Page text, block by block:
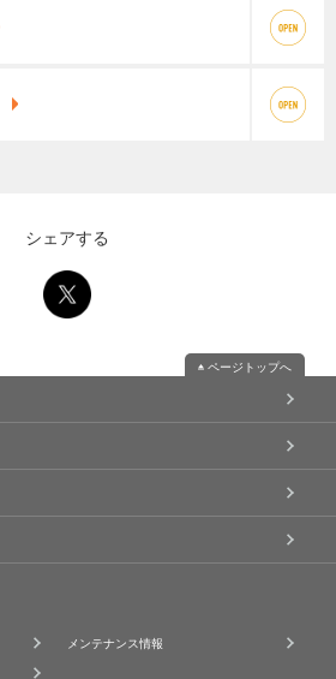
シェアする
ページトップへ
メンテナンス情報